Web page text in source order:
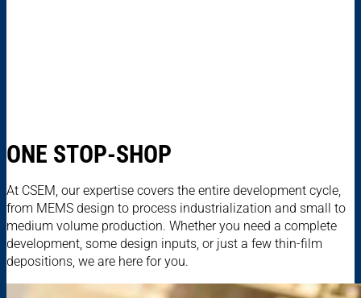
ONE STOP-SHOP
At CSEM, our expertise covers the entire development cycle,
from MEMS design to process industrialization and small to
medium volume production. Whether you need a complete
development, some design inputs, or just a few thin-film
depositions, we are here for you.